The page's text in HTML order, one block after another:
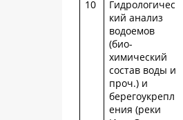
10
Гидрологичес
кий анализ
водоемов
(био-
химический
состав воды и
проч.) и
берегоукрепл
ения (реки